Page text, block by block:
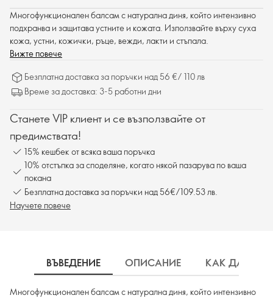
Многофункционален балсам с натурална диня, който интензивно
подхранва и защитава устните и кожата. Използвайте върху суха
кожа, устни, кожички, ръце, вежди, лакти и стъпала.
Вижте повече
Безплатна доставка за поръчки над 56 €/ 110 лв
Време за доставка: 3-5 работни дни
Станете VIP клиент и се възползвайте от
предимствата!
15% кешбек от всяка ваша поръчка
10% отстъпка за споделяне, когато някой пазарува по ваша
покана
Безплатна доставка за поръчки над 56€/109.53 лв.
Научете повече
ВЪВЕДЕНИЕ ОПИСАНИЕ КАК ДА
Многофункционален балсам с натурална диня, който интензивно